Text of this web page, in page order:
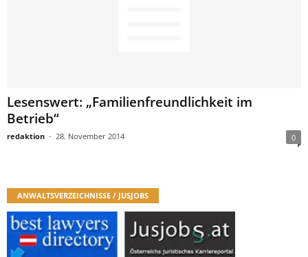
Lesenswert: „Familienfreundlichkeit im
Betrieb“
redaktion - 28. November 2014 0
ANWALTSVERZEICHNISSE / JUSJOBS